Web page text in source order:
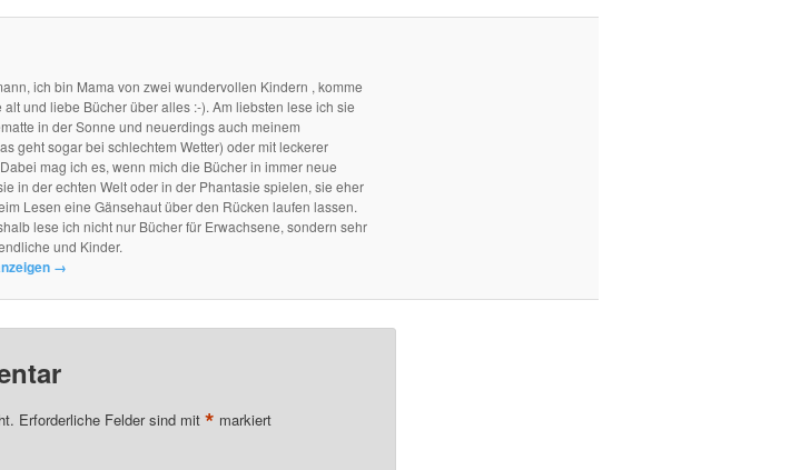
ich bin Mama von zwei wundervollen Kindern , komme
und liebe Bücher über alles :-). Am liebsten lese ich sie
in der Sonne und neuerdings auch meinem
geht sogar bei schlechtem Wetter) oder mit leckerer
mag ich es, wenn mich die Bücher in immer neue
in der echten Welt oder in der Phantasie spielen, sie eher
Lesen eine Gänsehaut über den Rücken laufen lassen.
lese ich nicht nur Bücher für Erwachsene, sondern sehr
und Kinder.
→
Erforderliche Felder sind mit * markiert